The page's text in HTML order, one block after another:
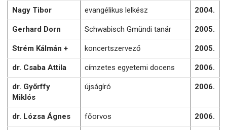
Nagy Tibor evangélikus lelkész 2004.
Gerhard Dorn Schwabisch Gmündi tanár 2005.
Strém Kálmán + koncertszervező 2005.
dr. Csaba Attila címzetes egyetemi docens 2006.
dr. Győrffy
Miklós
újságíró 2006.
dr. Lózsa Ágnes főorvos 2006.